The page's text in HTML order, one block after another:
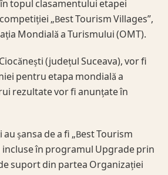
topul clasamentului etapei
„Best Tourism Villages”,
Mondială a Turismului (OMT).
(județul Suceava), vor fi
pentru etapa mondială a
rezultate vor fi anunțate în
șansa de a fi „Best Tourism
incluse în programul Upgrade prin
suport din partea Organizației